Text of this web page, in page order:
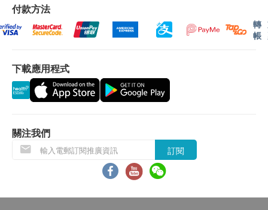
付款方法
轉
帳
下載應用程式
關注我們
訂閱